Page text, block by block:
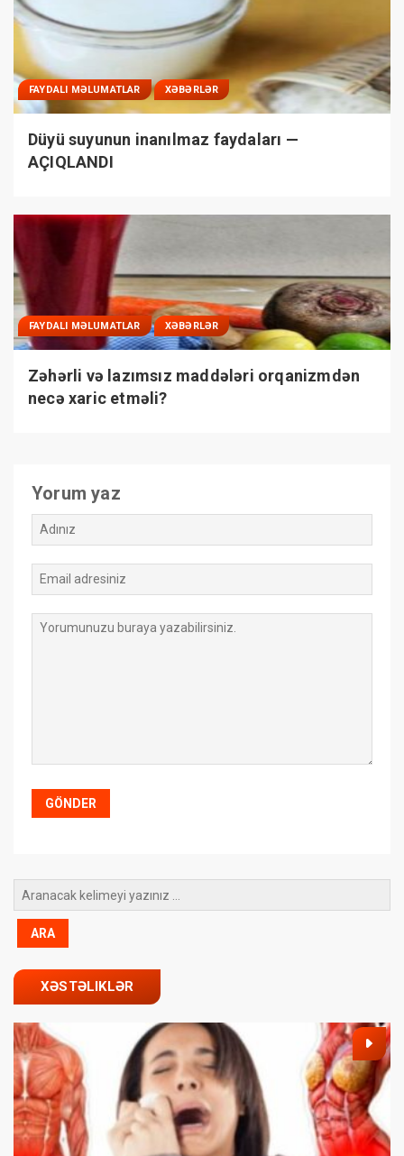
FAYDALI MƏLUMATLAR XƏBƏRLƏR
Düyü suyunun inanılmaz faydaları —
AÇIQLANDI
FAYDALI MƏLUMATLAR XƏBƏRLƏR
Zəhərli və lazımsız maddələri orqanizmdən
necə xaric etməli?
Yorum yaz
XƏSTƏLIKLƏR